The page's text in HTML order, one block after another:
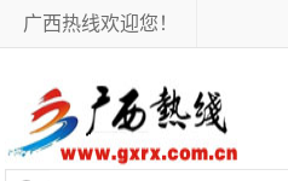
广西热线欢迎您！